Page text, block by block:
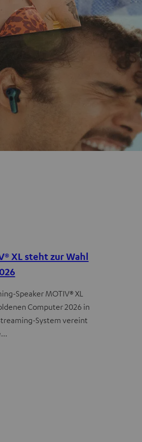
XL steht zur Wahl
Speaker MOTIV® XL
Computer 2026 in
System vereint